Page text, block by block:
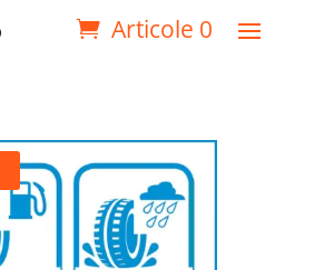
Articole 0